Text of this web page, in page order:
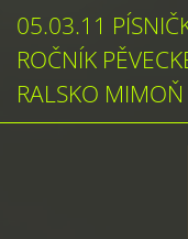
05.03.11
ROČNÍK
RALSKO MIMOŇ